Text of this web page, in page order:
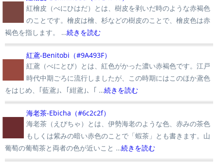
紅檜皮（べにひはだ）とは、樹皮を剥いだ時のような赤褐色
のことです。檜皮は檜、杉などの樹皮のことで、檜皮色は赤
褐色を指します。 …続きを読む
■紅鳶-Benitobi（#9A493F）
紅鳶（べにとび）とは、紅色がかった濃い赤褐色です。江戸
時代中期ごろに流行しましたが、この時期にはこのほか鳶色
をはじめ、｢藍鳶｣、｢紺鳶｣、｢ …続きを読む
■海老茶-Ebicha（#6c2c2f）
海老茶（えびちゃ）とは、伊勢海老のような色、赤みの茶色
もしくは紫みの暗い赤色のことで「蝦茶」とも書きます。山
葡萄の葡萄茶と両者の色が近いこと …続きを読む